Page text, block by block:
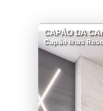
CAPÃO DA
Capão Ilhas